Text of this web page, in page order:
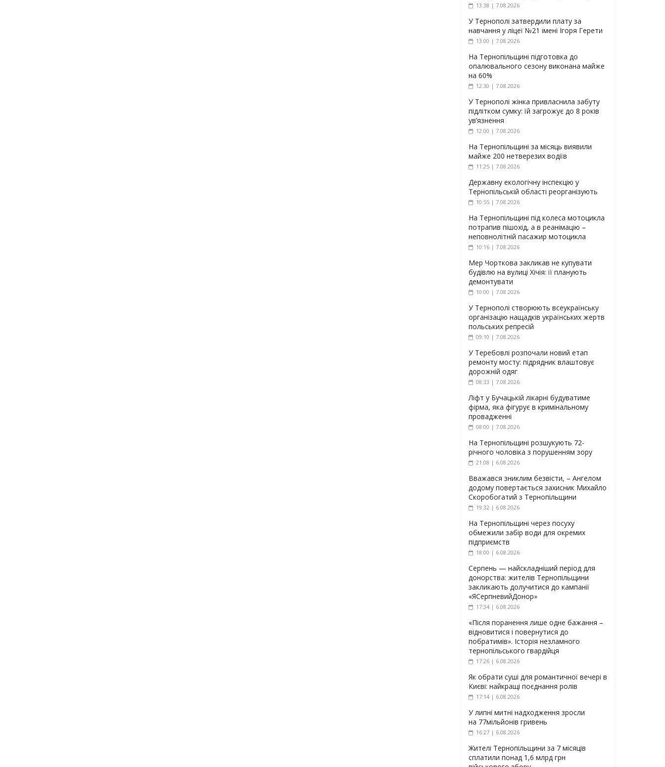
13:38 | 7.08.2026
У Тернополі затвердили плату за
навчання у ліцеї №21 імені Ігоря Герети
13:00 | 7.08.2026
На Тернопільщині підготовка до
опалювального сезону виконана майже
на 60%
12:30 | 7.08.2026
У Тернополі жінка привласнила забуту
підлітком сумку: їй загрожує до 8 років
ув’язнення
12:00 | 7.08.2026
На Тернопільщині за місяць виявили
майже 200 нетверезих водіїв
11:25 | 7.08.2026
Державну екологічну інспекцію у
Тернопільській області реорганізують
10:55 | 7.08.2026
На Тернопільщині під колеса мотоцикла
потрапив пішохід, а в реанімацію –
неповнолітній пасажир мотоцикла
10:16 | 7.08.2026
Мер Чорткова закликав не купувати
будівлю на вулиці Хічія: її планують
демонтувати
10:00 | 7.08.2026
У Тернополі створюють всеукраїнську
організацію нащадків українських жертв
польських репресій
09:10 | 7.08.2026
У Теребовлі розпочали новий етап
ремонту мосту: підрядник влаштовує
дорожній одяг
08:33 | 7.08.2026
Ліфт у Бучацькій лікарні будуватиме
фірма, яка фігурує в кримінальному
провадженні
08:00 | 7.08.2026
На Тернопільщині розшукують 72-
річного чоловіка з порушенням зору
21:08 | 6.08.2026
Вважався зниклим безвісти, – Ангелом
додому повертається захисник Михайло
Скоробогатий з Тернопільщини
19:32 | 6.08.2026
На Тернопільщині через посуху
обмежили забір води для окремих
підприємств
18:00 | 6.08.2026
Серпень — найскладніший період для
донорства: жителів Тернопільщини
закликають долучитися до кампанії
«ЯСерпневийДонор»
17:34 | 6.08.2026
«Після поранення лише одне бажання –
відновитися і повернутися до
побратимів». Історія незламного
тернопільського гвардійця
17:26 | 6.08.2026
Як обрати суші для романтичної вечері в
Києві: найкращі поєднання ролів
17:14 | 6.08.2026
У липні митні надходження зросли
на 77мільйонів гривень
16:27 | 6.08.2026
Жителі Тернопільщини за 7 місяців
сплатили понад 1,6 млрд грн